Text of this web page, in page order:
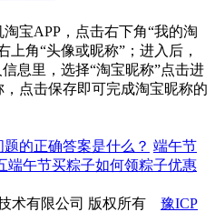
宝APP，点击右下角“我的淘
角“头像或昵称”；进入后，
息里，选择“淘宝昵称”点击进
点击保存即可完成淘宝昵称的
的正确答案是什么？ 端午节
端午节买粽子如何领粽子优惠
术有限公司 版权所有 豫ICP